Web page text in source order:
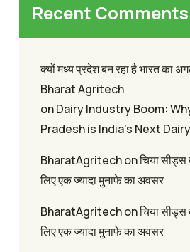
Recent Comments
क्यों मध्य प्रदेश बन रहा है भारत का
Bharat Agritech
onDairy Industry Boom:
Pradesh is India’s Next
BharatAgritechonचिया
लिए एक ज्यादा मुनाफे का अवसर
BharatAgritechonचिया
लिए एक ज्यादा मुनाफे का अवसर